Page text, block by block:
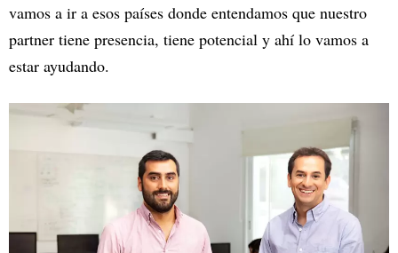
vamos a ir a esos países donde entendamos que nuestro
partner tiene presencia, tiene potencial y ahí lo vamos a
estar ayudando.